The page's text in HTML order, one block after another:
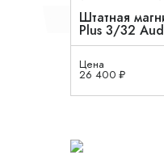
Штатная
Plus 3/32
Цена
26 400 ₽